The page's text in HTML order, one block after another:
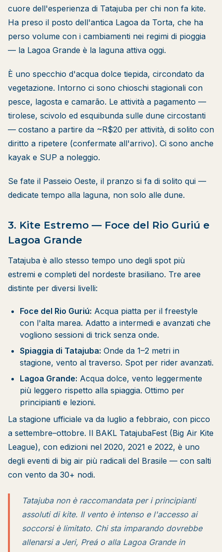
cuore dell'esperienza di Tatajuba per chi non fa kite.
Ha preso il posto dell'antica Lagoa da Torta, che ha
perso volume con i cambiamenti nei regimi di pioggia
— la Lagoa Grande è la laguna attiva oggi.
È uno specchio d'acqua dolce tiepida, circondato da
vegetazione. Intorno ci sono chioschi stagionali con
pesce, lagosta e camarão. Le attività a pagamento —
tirolese, scivolo ed esquibunda sulle dune circostanti
— costano a partire da ~R$20 per attività, di solito con
diritto a ripetere (confermate all'arrivo). Ci sono anche
kayak e SUP a noleggio.
Se fate il Passeio Oeste, il pranzo si fa di solito qui —
dedicate tempo alla laguna, non solo alle dune.
3. Kite Estremo — Foce del Rio Guriú e
Lagoa Grande
Tatajuba è allo stesso tempo uno degli spot più
estremi e completi del nordeste brasiliano. Tre aree
distinte per diversi livelli:
Foce del Rio Guriú: Acqua piatta per il freestyle
con l'alta marea. Adatto a intermedi e avanzati che
vogliono sessioni di trick senza onde.
Spiaggia di Tatajuba: Onde da 1–2 metri in
stagione, vento al traverso. Spot per rider avanzati.
Lagoa Grande: Acqua dolce, vento leggermente
più leggero rispetto alla spiaggia. Ottimo per
principianti e lezioni.
La stagione ufficiale va da luglio a febbraio, con picco
a settembre–ottobre. Il BAKL TatajubaFest (Big Air Kite
League), con edizioni nel 2020, 2021 e 2022, è uno
degli eventi di big air più radicali del Brasile — con salti
con vento da 30+ nodi.
Tatajuba non è raccomandata per i principianti
assoluti di kite. Il vento è intenso e l'accesso ai
soccorsi è limitato. Chi sta imparando dovrebbe
allenarsi a Jeri, Preá o alla Lagoa Grande in